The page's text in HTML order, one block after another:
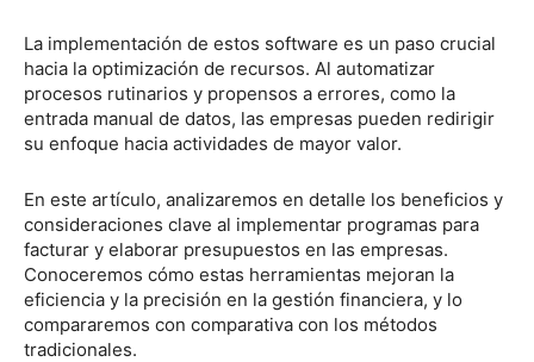
La implementación de estos software es un paso crucial
hacia la optimización de recursos. Al automatizar
procesos rutinarios y propensos a errores, como la
entrada manual de datos, las empresas pueden redirigir
su enfoque hacia actividades de mayor valor.
En este artículo, analizaremos en detalle los beneficios y
consideraciones clave al implementar programas para
facturar y elaborar presupuestos en las empresas.
Conoceremos cómo estas herramientas mejoran la
eficiencia y la precisión en la gestión financiera, y lo
compararemos con comparativa con los métodos
tradicionales.